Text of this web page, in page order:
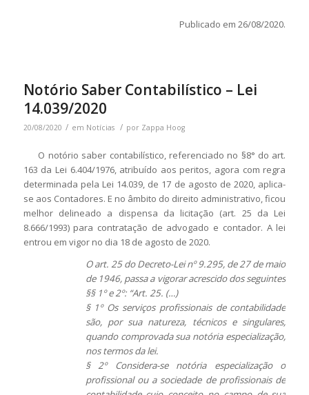
Publicado em 26/08/2020.
Notório Saber Contabilístico – Lei
14.039/2020
20/08/2020 / em Notícias / por Zappa Hoog
O notório saber contabilístico, referenciado no §8° do art.
163 da Lei 6.404/1976, atribuído aos peritos, agora com regra
determinada pela Lei 14.039, de 17 de agosto de 2020, aplica-
se aos Contadores. E no âmbito do direito administrativo, ficou
melhor delineado a dispensa da licitação (art. 25 da Lei
8.666/1993) para contratação de advogado e contador. A lei
entrou em vigor no dia 18 de agosto de 2020.
O art. 25 do Decreto-Lei nº 9.295, de 27 de maio
de 1946, passa a vigorar acrescido dos seguintes
§§ 1º e 2º: “Art. 25. (…)
§ 1º Os serviços profissionais de contabilidade
são, por sua natureza, técnicos e singulares,
quando comprovada sua notória especialização,
nos termos da lei.
§ 2º Considera-se notória especialização o
profissional ou a sociedade de profissionais de